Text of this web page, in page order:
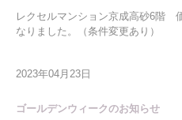
レクセルマンション京成高砂6階
なりました。（条件変更あり）
2023年04月23日
ゴールデンウィークのお知らせ